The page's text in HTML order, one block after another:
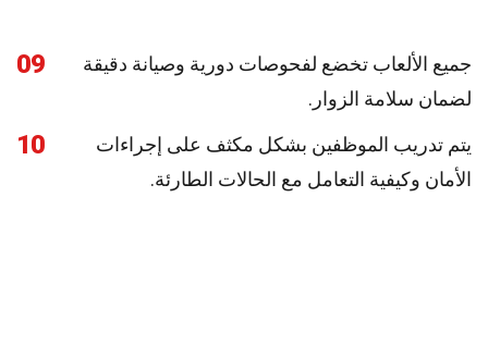
09
جميع الألعاب تخضع لفحوصات دورية وصيانة دقيقة
لضمان سلامة الزوار.
10
يتم تدريب الموظفين بشكل مكثف على إجراءات
الأمان وكيفية التعامل مع الحالات الطارئة.